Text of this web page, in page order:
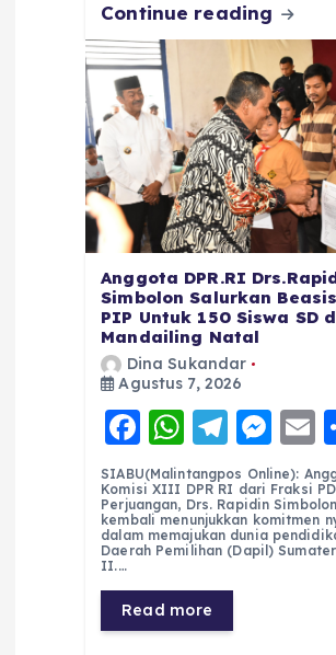
Continue reading
Anggota DPR.RI
Simbolon Salurkan
PIP Untuk 150 Siswa SD
Mandailing Natal
Dina Sukandar
Agustus 7, 2026
F
a
c
e
b
o
o
W
h
a
ts
A
p
p
T
el
e
g
r
a
m
M
e
ss
e
n
l
SIABU(Malintangpos Online):
Komisi XIII DPR RI dari Fraksi
Perjuangan, Drs. Rapidin
kembali menunjukkan komitmen
dalam memajukan dunia
Daerah Pemilihan (Dapil)
II.…
Read more